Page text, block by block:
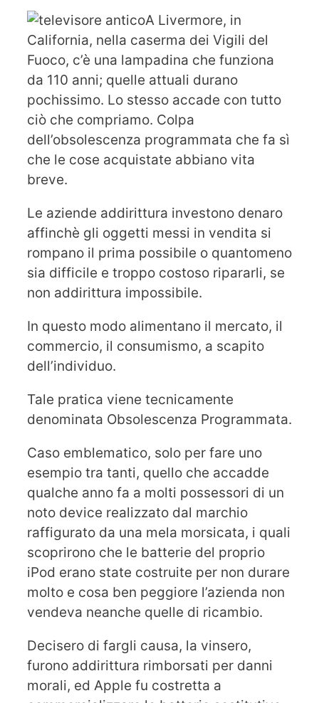
A Livermore, in
California, nella caserma dei Vigili del
Fuoco, c’è una lampadina che funziona
da 110 anni; quelle attuali durano
pochissimo. Lo stesso accade con tutto
ciò che compriamo. Colpa
dell’obsolescenza programmata che fa sì
che le cose acquistate abbiano vita
breve.
Le aziende addirittura investono denaro
affinchè gli oggetti messi in vendita si
rompano il prima possibile o quantomeno
sia difficile e troppo costoso ripararli, se
non addirittura impossibile.
In questo modo alimentano il mercato, il
commercio, il consumismo, a scapito
dell’individuo.
Tale pratica viene tecnicamente
denominata Obsolescenza Programmata.
Caso emblematico, solo per fare uno
esempio tra tanti, quello che accadde
qualche anno fa a molti possessori di un
noto device realizzato dal marchio
raffigurato da una mela morsicata, i quali
scoprirono che le batterie del proprio
iPod erano state costruite per non durare
molto e cosa ben peggiore l’azienda non
vendeva neanche quelle di ricambio.
Decisero di fargli causa, la vinsero,
furono addirittura rimborsati per danni
morali, ed Apple fu costretta a